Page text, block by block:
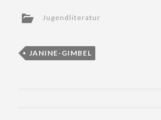
Jugendliteratur
JANINE-GIMBEL